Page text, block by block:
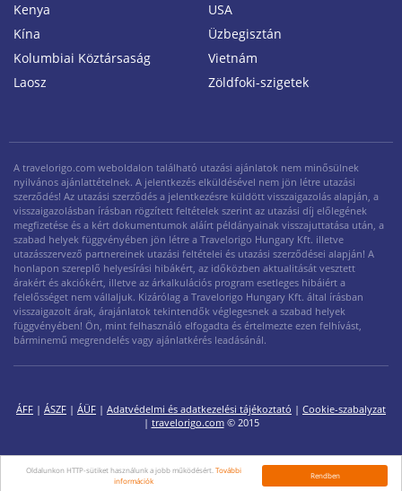
Rendben
Oldalunkon HTTP-sütiket használunk a jobb működésért. További
információk
Kenya
Kína
Kolumbiai Köztársaság
Laosz
USA
Üzbegisztán
Vietnám
Zöldfoki-szigetek
A travelorigo.com weboldalon található utazási ajánlatok nem minősülnek
nyilvános ajánlattételnek. A jelentkezés elküldésével nem jön létre utazási
szerződés! Az utazási szerződés a jelentkezésre küldött visszaigazolás alapján, a
visszaigazolásban írásban rögzített feltételek szerint az utazási díj előlegének
megfizetése és a kért dokumentumok aláírt példányainak visszajuttatása után, a
szabad helyek függvényében jön létre a Travelorigo Hungary Kft. illetve
utazásszervező partnereinek utazási feltételei és utazási szerződései alapján! A
honlapon szereplő helyesírási hibákért, az időközben aktualitását vesztett
árakért és akciókért, illetve az árkalkulációs program esetleges hibáiért a
felelősséget nem vállaljuk. Kizárólag a Travelorigo Hungary Kft. által írásban
visszaigazolt árak, árajánlatok tekintendők véglegesnek a szabad helyek
függvényében! Ön, mint felhasználó elfogadta és értelmezte ezen felhívást,
bárminemű megrendelés vagy ajánlatkérés leadásánál.
ÁFF | ÁSZF | ÁÜF | Adatvédelmi és adatkezelési tájékoztató | Cookie-szabalyzat
| travelorigo.com© 2015